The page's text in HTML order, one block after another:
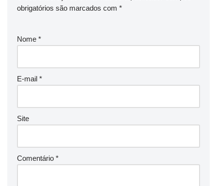
obrigatórios são marcados com *
Nome *
E-mail *
Site
Comentário *